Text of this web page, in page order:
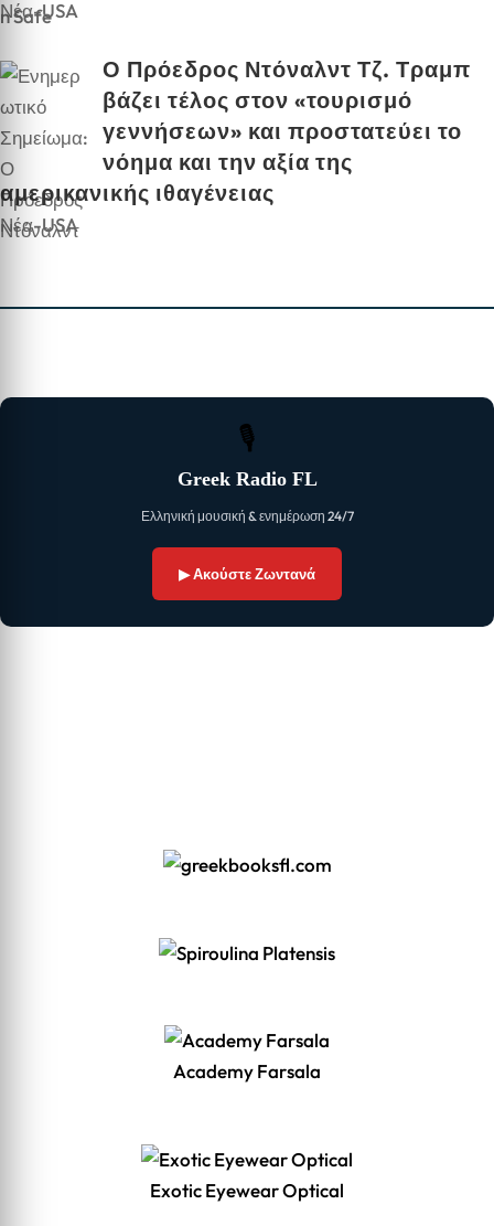
Νέα-USA
Ο Πρόεδρος Ντόναλντ Τζ. Τραμπ
βάζει τέλος στον «τουρισμό
γεννήσεων» και προστατεύει το
νόημα και την αξία της
αμερικανικής ιθαγένειας
Νέα-USA
🎙
Greek Radio FL
Ελληνική μουσική & ενημέρωση 24/7
▶ Ακούστε Ζωντανά
Academy Farsala
Exotic Eyewear Optical